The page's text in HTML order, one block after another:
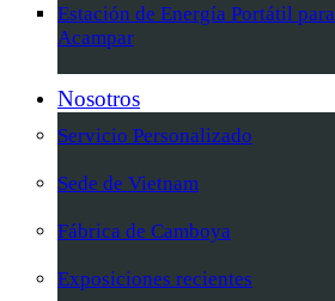
Estación de Energía Portátil para
Acampar
Nosotros
Servicio Personalizado
Sede de Vietnam
Fábrica de Camboya
Exposiciones recientes